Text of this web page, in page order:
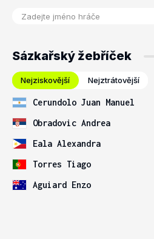
Sázkařský žebříček
Nejziskovější Nejztrátovější
Cerundolo Juan Manuel
Obradovic Andrea
Eala Alexandra
Torres Tiago
Aguiard Enzo